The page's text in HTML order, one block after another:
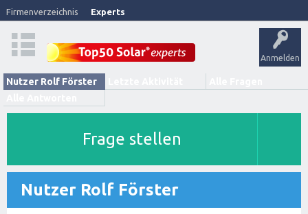
Firmenverzeichnis Experts
Anmelden
Nutzer Rolf Förster
Frage stellen
Nutzer Rolf Förster